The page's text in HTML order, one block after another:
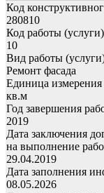
Код
280810
Код работы
10
Вид работы
Ремонт фасада
Единица измерения
кв.м
Год завершения
2019
Дата заключения
на выполнение
29.04.2019
Дата заполнения
08.05.2026